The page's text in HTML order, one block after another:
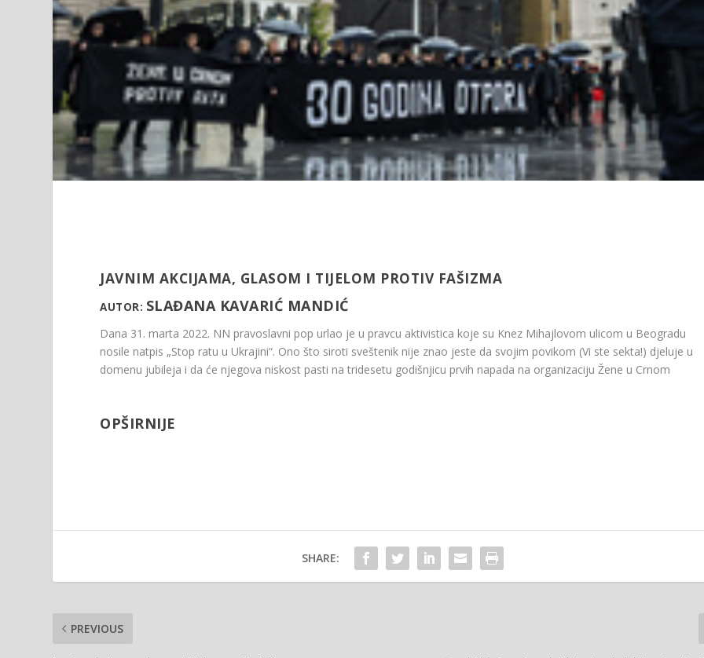
JAVNIM AKCIJAMA, GLASOM I TIJELOM PROTIV FAŠIZMA
AUTOR: SLAĐANA KAVARIĆ MANDIĆ
Dana 31. marta 2022. NN pravoslavni pop urlao je u pravcu aktivistica koje su Knez Mihajlovom ulicom u Beogradu
nosile natpis „Stop ratu u Ukrajini“. Ono što siroti sveštenik nije znao jeste da svojim povikom (Vi ste sekta!) djeluje u
domenu jubileja i da će njegova niskost pasti na tridesetu godišnjicu prvih napada na organizaciju Žene u Crnom
OPŠIRNIJE
SHARE:
PREVIOUS